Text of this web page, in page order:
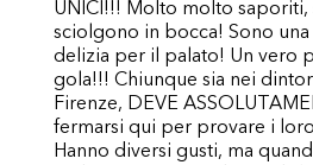
UNICI!!! Molto molto saporiti,
sciolgono in bocca! Sono una
delizia per il palato! Un vero
gola!!! Chiunque sia nei
Firenze, DEVE
fermarsi qui per provare i
Hanno diversi gusti, ma